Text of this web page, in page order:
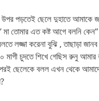
পড়তেই ছেলে দুহাতে আমাকে
তোমার এত কষ্ট আগে বলনি কেন”
লজ্জা করেনা বুঝি , তাছাড়া
মাগী চুদতে শিখে গেছিস রুনু আমার
ছেলেকে বলল এখন থেকে